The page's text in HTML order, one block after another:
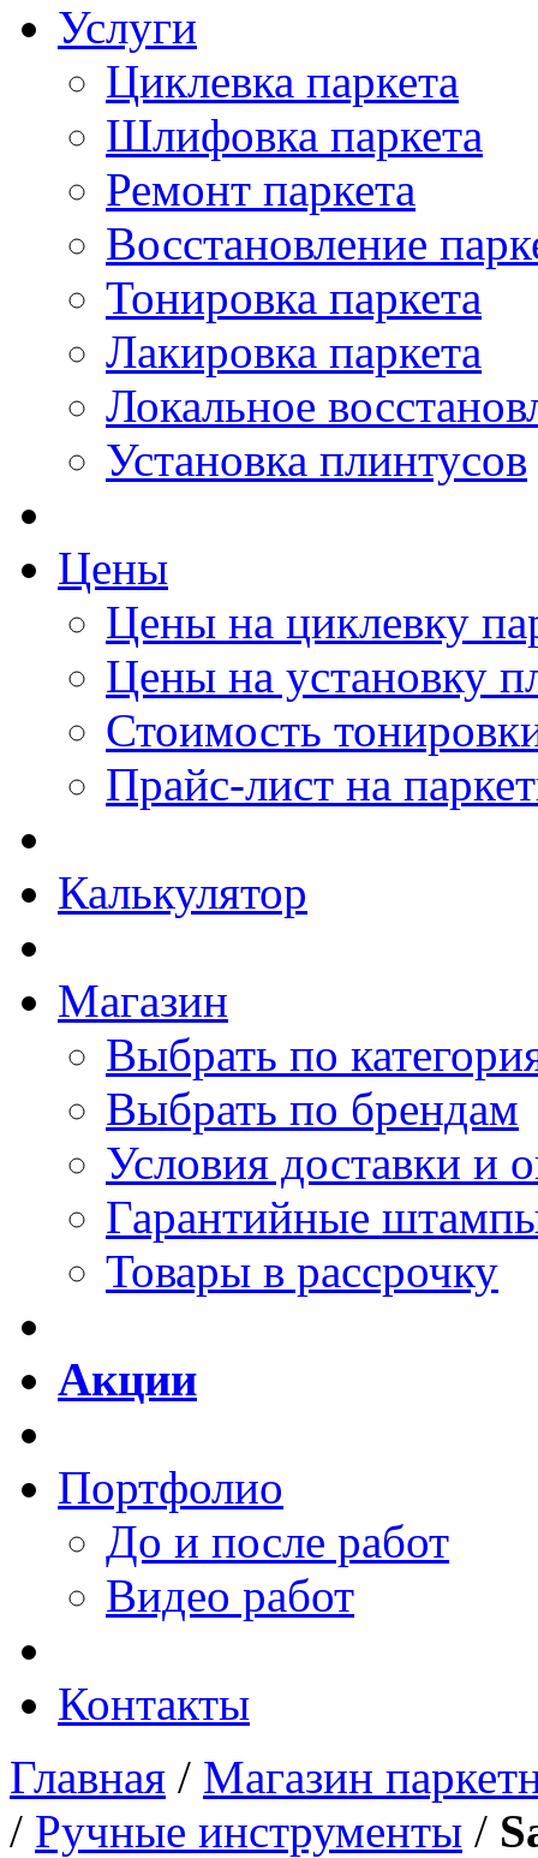
Услуги
Циклевка паркета
Шлифовка паркета
Ремонт паркета
Восстановление
Тонировка паркета
Лакировка паркета
Локальное
Установка плинтусов
Цены
Цены на циклевку
Цены на установку
Стоимость
Прайс-лист на
Калькулятор
Магазин
Выбрать по
Выбрать по брендам
Условия доставки и
Гарантийные
Товары в рассрочку
Акции
Портфолио
До и после работ
Видео работ
Контакты
Главная / Магазин
/ Ручные инструменты /